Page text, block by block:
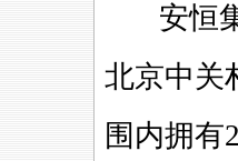
安恒集
北京中关
围内拥有